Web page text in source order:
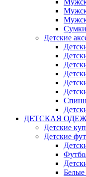
Детские
ДЕТСКАЯ
Детские
Детские
Белые